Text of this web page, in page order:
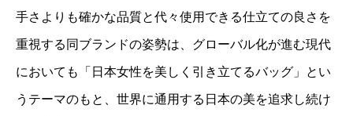
手さよりも確かな品質と代々使用できる仕立ての良さを
重視する同ブランドの姿勢は、グローバル化が進む現代
においても「日本女性を美しく引き立てるバッグ」とい
うテーマのもと、世界に通用する日本の美を追求し続け